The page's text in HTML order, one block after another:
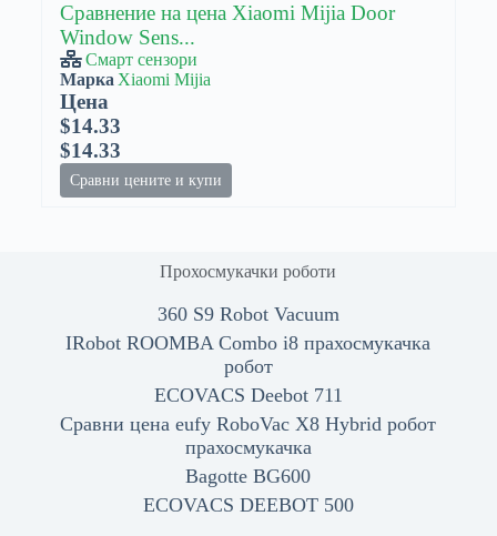
Сравнение на цена Xiaomi Mijia Door
Window Sens...
Смарт сензори
Марка Xiaomi Mijia
Цена
$14.33
$14.33
Сравни цените и купи
Прохосмукачки роботи
360 S9 Robot Vacuum
IRobot ROOMBA Combo i8 прахосмукачка
робот
ECOVACS Deebot 711
Сравни цена eufy RoboVac X8 Hybrid робот
прахосмукачка
Bagotte BG600
ECOVACS DEEBOT 500